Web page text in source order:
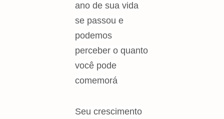
ano de sua vida
se passou e
podemos
perceber o quanto
você pode
comemorá
Seu crescimento